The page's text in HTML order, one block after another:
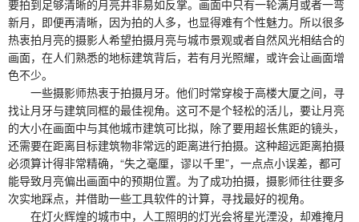
要拍到足够清晰的月亮并非易如反掌。画面中只有一轮满月或者一弯
新月，即便再清晰，因为拍的人多，也显得难有个性魅力。所以很多
热衷拍月亮的摄影人希望拍摄月亮与城市景观或者自然风光相结合的
画面，在人们熟悉的地标建筑背后，若有月光照耀，或许会让画面增
色不少。
一些摄影师热衷于拍摄月牙。他们时常穿梭于高楼大厦之间，寻
找让月牙与建筑同框的最佳视角。这可不是个轻松的活儿，要让月亮
的大小在画面中与其他城市建筑可比拟，除了要用超长焦距的镜头，
还需要在距离目标建筑物非常远的距离进行拍摄。这种超远距离拍摄
必须算计得非常精确，“失之毫厘，谬以千里”，一点点小误差，都可
能导致月亮偏出画面中的预期位置。为了成功拍摄，摄影师往往要多
次实地踩点，并借助一些工具软件的计算，寻找最好的视角。
在灯火辉煌的城市中，人工照明的灯光会将星光湮没，却难掩月